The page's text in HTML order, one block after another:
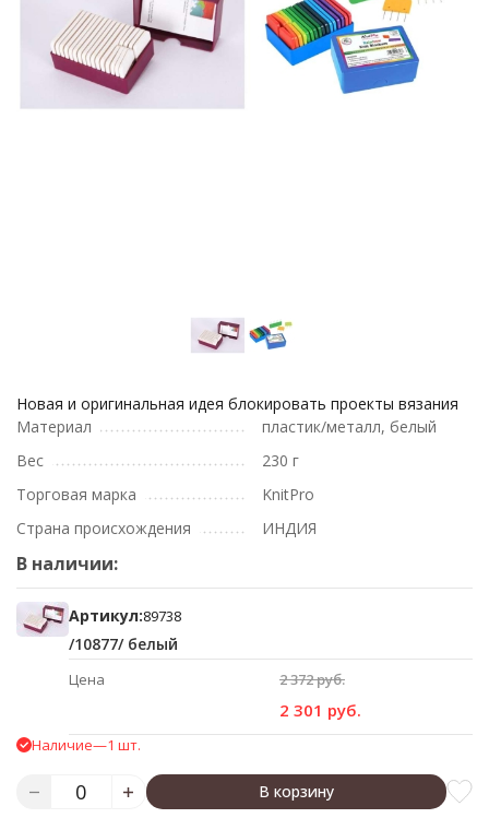
Новая и оригинальная идея блокировать проекты вязания
Материал
пластик/металл, белый
Вес
230 г
Торговая марка
KnitPro
Страна происхождения
ИНДИЯ
В наличии:
Артикул:89738
/10877/ белый
Цена 2 372 руб.
2 301 руб.
Наличие—1 шт.
В корзину